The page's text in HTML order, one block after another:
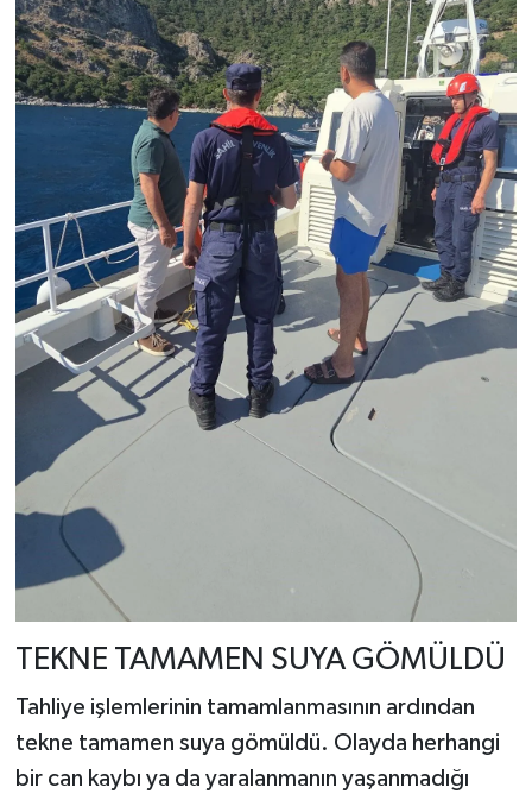
TEKNE TAMAMEN SUYA GÖMÜLDÜ
Tahliye işlemlerinin tamamlanmasının ardından
tekne tamamen suya gömüldü. Olayda herhangi
bir can kaybı ya da yaralanmanın yaşanmadığı